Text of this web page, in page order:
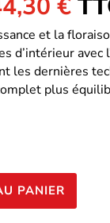
:
€.
€
est
et la
d’intérieur avec
les dernières
plus
PANIER